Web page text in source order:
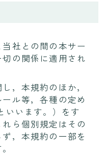
社との間の本サー
の関係に適用され
，本規約のほか，
ル等，各種の定め
いいます。）をす
ら個別規定はその
，本規約の一部を